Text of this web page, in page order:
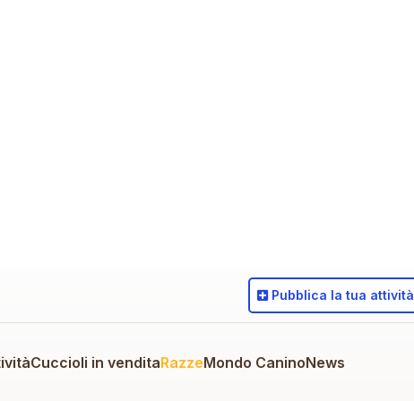
Cuccioli in venditaRazzeMondo CaninoNews
Pubblica la tua attività